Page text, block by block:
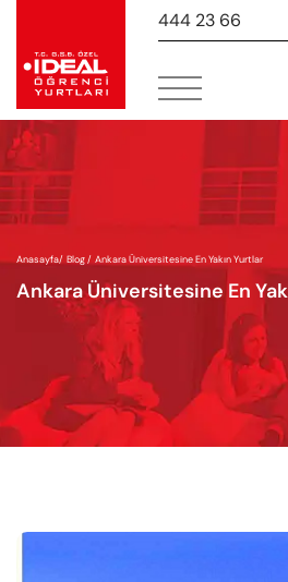
444 23 66
Anasayfa/ Blog / Ankara Üniversitesine En Yakın Yurtlar
Ankara Üniversitesine En